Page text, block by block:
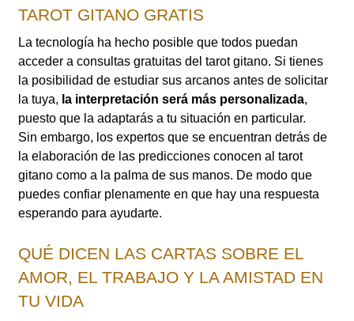
TAROT GITANO GRATIS
La tecnología ha hecho posible que todos puedan
acceder a consultas gratuitas del tarot gitano. Si tienes
la posibilidad de estudiar sus arcanos antes de solicitar
la tuya, la interpretación será más personalizada,
puesto que la adaptarás a tu situación en particular.
Sin embargo, los expertos que se encuentran detrás de
la elaboración de las predicciones conocen al tarot
gitano como a la palma de sus manos. De modo que
puedes confiar plenamente en que hay una respuesta
esperando para ayudarte.
QUÉ DICEN LAS CARTAS SOBRE EL
AMOR, EL TRABAJO Y LA AMISTAD EN
TU VIDA